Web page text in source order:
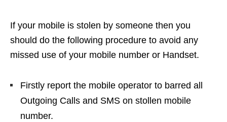
If your mobile is stolen by someone then you
should do the following procedure to avoid any
missed use of your mobile number or Handset.
Firstly report the mobile operator to barred all
Outgoing Calls and SMS on stollen mobile
number.